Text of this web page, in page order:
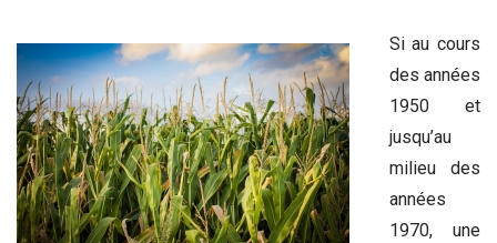
Si au cours
des années
1950 et
jusqu’au
milieu des
années
1970, une